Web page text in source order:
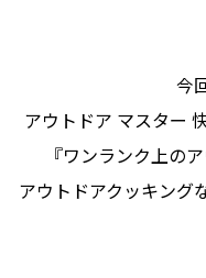
今
アウトドア マスター
『ワンランク上の
アウトドアクッキング